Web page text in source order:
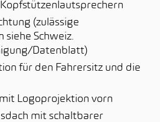
(zulässige
siehe Schweiz.
Datenblatt)
für den Fahrersitz und die
mit Logoprojektion vorn
mit schaltbarer